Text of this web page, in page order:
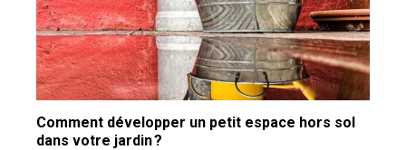
Comment développer un petit espace hors sol
dans votre jardin ?